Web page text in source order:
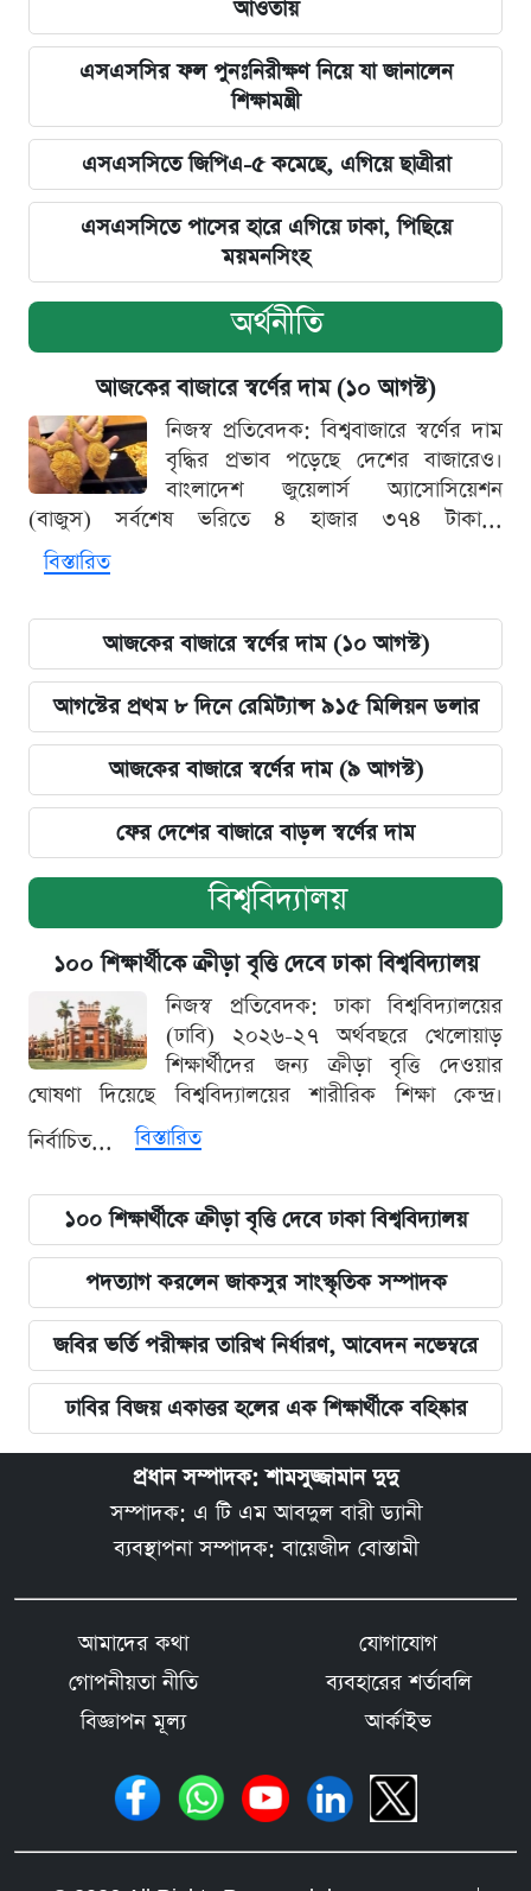
আওতায়
এসএসসির ফল পুনঃনিরীক্ষণ নিয়ে যা জানালেন
শিক্ষামন্ত্রী
এসএসসিতে জিপিএ-৫ কমেছে, এগিয়ে ছাত্রীরা
এসএসসিতে পাসের হারে এগিয়ে ঢাকা, পিছিয়ে
ময়মনসিংহ
অর্থনীতি
আজকের বাজারে স্বর্ণের দাম (১০ আগস্ট)
নিজস্ব প্রতিবেদক: বিশ্ববাজারে স্বর্ণের দাম
বৃদ্ধির প্রভাব পড়েছে দেশের বাজারেও।
বাংলাদেশ জুয়েলার্স অ্যাসোসিয়েশন
(বাজুস) সর্বশেষ ভরিতে ৪ হাজার ৩৭৪ টাকা...
বিস্তারিত
আজকের বাজারে স্বর্ণের দাম (১০ আগস্ট)
আগস্টের প্রথম ৮ দিনে রেমিট্যান্স ৯১৫ মিলিয়ন ডলার
আজকের বাজারে স্বর্ণের দাম (৯ আগস্ট)
ফের দেশের বাজারে বাড়ল স্বর্ণের দাম
বিশ্ববিদ্যালয়
১০০ শিক্ষার্থীকে ক্রীড়া বৃত্তি দেবে ঢাকা বিশ্ববিদ্যালয়
নিজস্ব প্রতিবেদক: ঢাকা বিশ্ববিদ্যালয়ের
(ঢাবি) ২০২৬-২৭ অর্থবছরে খেলোয়াড়
শিক্ষার্থীদের জন্য ক্রীড়া বৃত্তি দেওয়ার
ঘোষণা দিয়েছে বিশ্ববিদ্যালয়ের শারীরিক শিক্ষা কেন্দ্র।
নির্বাচিত...
বিস্তারিত
১০০ শিক্ষার্থীকে ক্রীড়া বৃত্তি দেবে ঢাকা বিশ্ববিদ্যালয়
পদত্যাগ করলেন জাকসুর সাংস্কৃতিক সম্পাদক
জবির ভর্তি পরীক্ষার তারিখ নির্ধারণ, আবেদন নভেম্বরে
ঢাবির বিজয় একাত্তর হলের এক শিক্ষার্থীকে বহিষ্কার
প্রধান সম্পাদক: শামসুজ্জামান দুদু
সম্পাদক: এ টি এম আবদুল বারী ড্যানী
ব্যবস্থাপনা সম্পাদক: বায়েজীদ বোস্তামী
আমাদের কথা
যোগাযোগ
গোপনীয়তা নীতি
ব্যবহারের শর্তাবলি
বিজ্ঞাপন মূল্য
আর্কাইভ